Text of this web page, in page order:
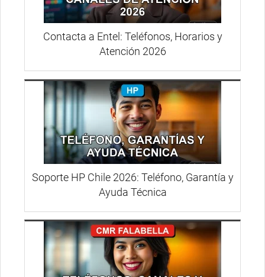
Contacta a Entel: Teléfonos, Horarios y
Atención 2026
Soporte HP Chile 2026: Teléfono, Garantía y
Ayuda Técnica